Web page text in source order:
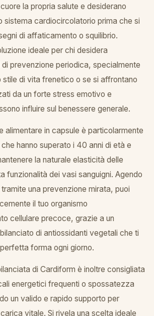
la propria salute e desiderano
sistema cardiocircolatorio prima che si
di affaticamento o squilibrio.
ideale per chi desidera
prevenzione periodica, specialmente
stile di vita frenetico o se si affrontano
da un forte stress emotivo e
influire sul benessere generale.
alimentare in capsule è particolarmente
hanno superato i 40 anni di età e
la naturale elasticità delle
funzionalità dei vasi sanguigni. Agendo
una prevenzione mirata, puoi
il tuo organismo
cellulare precoce, grazie a un
di antiossidanti vegetali che ti
forma ogni giorno.
di Cardiform è inoltre consigliata
energetici frequenti o spossatezza
un valido e rapido supporto per
vitale. Si rivela una scelta ideale